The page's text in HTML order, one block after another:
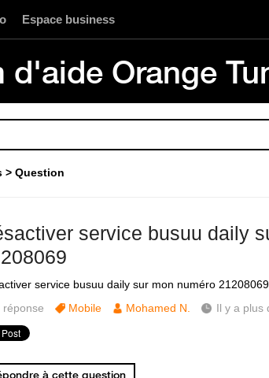
Espace business
d'aide Orange
Question
service busuu daily
service busuu daily sur mon numéro 21208069
réponse Mobile Mohamed N. Il y a plus
à cette question